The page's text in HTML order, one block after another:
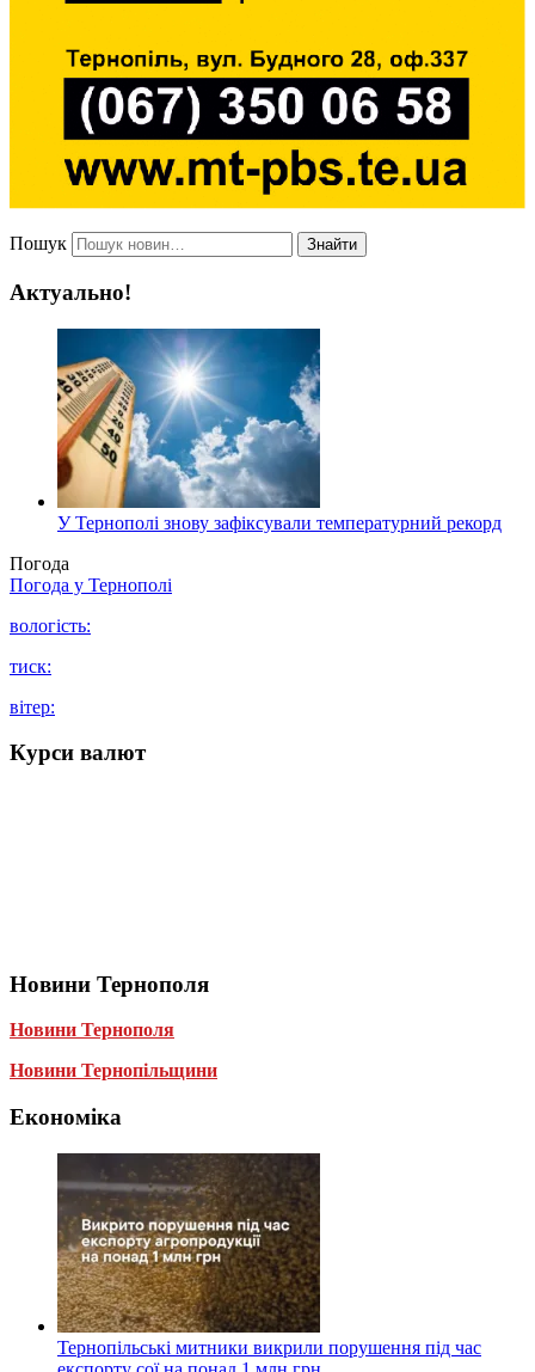
Пошук Знайти
Актуально!
У Тернополі знову зафіксували температурний рекорд
Погода
Погода у Тернополі
вологість:
тиск:
вітер:
Курси валют
Новини Тернополя
Новини Тернополя
Новини Тернопільщини
Економіка
Тернопільські митники викрили порушення під час